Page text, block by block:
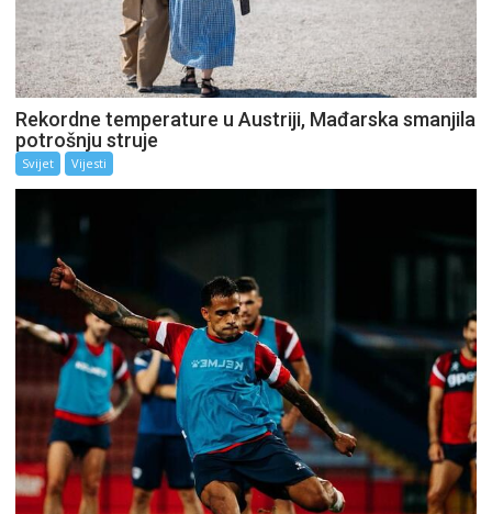
Rekordne temperature u Austriji, Mađarska smanjila
potrošnju struje
Svijet Vijesti